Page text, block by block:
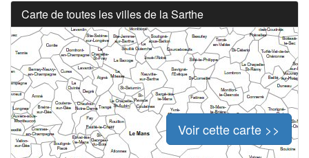
Carte de toutes les villes de la Sarthe
Voir cette carte >>